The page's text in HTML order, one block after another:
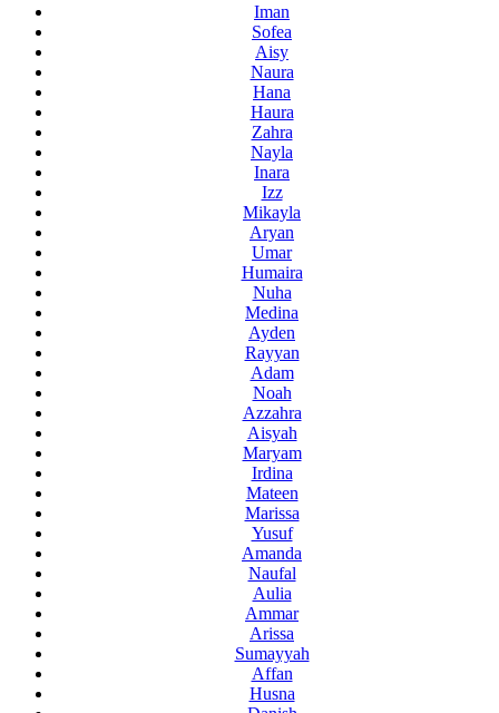
Iman
Sofea
Aisy
Naura
Hana
Haura
Zahra
Nayla
Inara
Izz
Mikayla
Aryan
Umar
Humaira
Nuha
Medina
Ayden
Rayyan
Adam
Noah
Azzahra
Aisyah
Maryam
Irdina
Mateen
Marissa
Yusuf
Amanda
Naufal
Aulia
Ammar
Arissa
Sumayyah
Affan
Husna